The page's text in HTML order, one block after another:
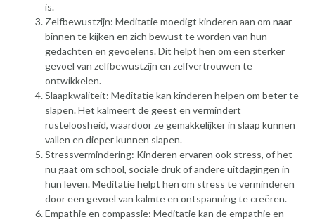
is.
Zelfbewustzijn: Meditatie moedigt kinderen aan om naar
binnen te kijken en zich bewust te worden van hun
gedachten en gevoelens. Dit helpt hen om een sterker
gevoel van zelfbewustzijn en zelfvertrouwen te
ontwikkelen.
Slaapkwaliteit: Meditatie kan kinderen helpen om beter te
slapen. Het kalmeert de geest en vermindert
rusteloosheid, waardoor ze gemakkelijker in slaap kunnen
vallen en dieper kunnen slapen.
Stressvermindering: Kinderen ervaren ook stress, of het
nu gaat om school, sociale druk of andere uitdagingen in
hun leven. Meditatie helpt hen om stress te verminderen
door een gevoel van kalmte en ontspanning te creëren.
Empathie en compassie: Meditatie kan de empathie en